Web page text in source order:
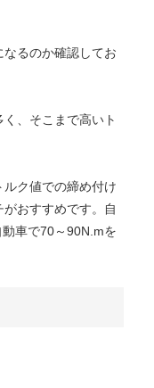
るのか確認してお
、そこまで高いト
ク値での締め付け
おすすめです。自
車で70～90N.mを